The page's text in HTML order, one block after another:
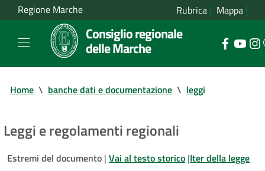
Regione Marche Rubrica Mappa
Consiglio regionale
delle Marche
Home \ banche dati e documentazione \ leggi
Leggi e regolamenti regionali
Estremi del documento | Vai al testo storico |Iter della legge